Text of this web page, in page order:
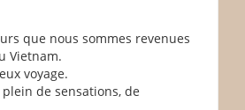
que nous sommes revenues
Vietnam.
voyage.
de sensations, de